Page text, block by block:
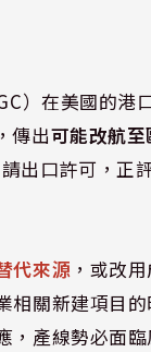
）在美國的
傳出可能改航
出口許可，正
代來源 ，或改
相關新建項目
產線勢必面臨